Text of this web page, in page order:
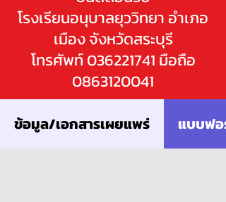
โรงเรียนอนุบาลยุววิทยา อำเภอ
เมือง จังหวัดสระบุรี
โทรศัพท์ 036221741 มือถือ
0863120041
ข้อมูล/เอกสารเผยแพร่ แบบฟอ